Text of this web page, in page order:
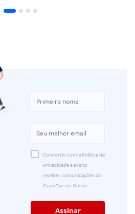
Concordo com a Política de
Privacidade e aceito
receber comunicações do
Gran Cursos Online.